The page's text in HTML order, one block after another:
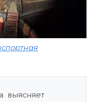
выясняет